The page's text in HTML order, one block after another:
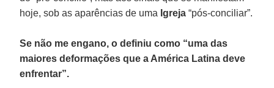
hoje, sob as aparências de uma Igreja “pós-conciliar”.
Se não me engano, o definiu como “uma das
maiores deformações que a América Latina deve
enfrentar”.